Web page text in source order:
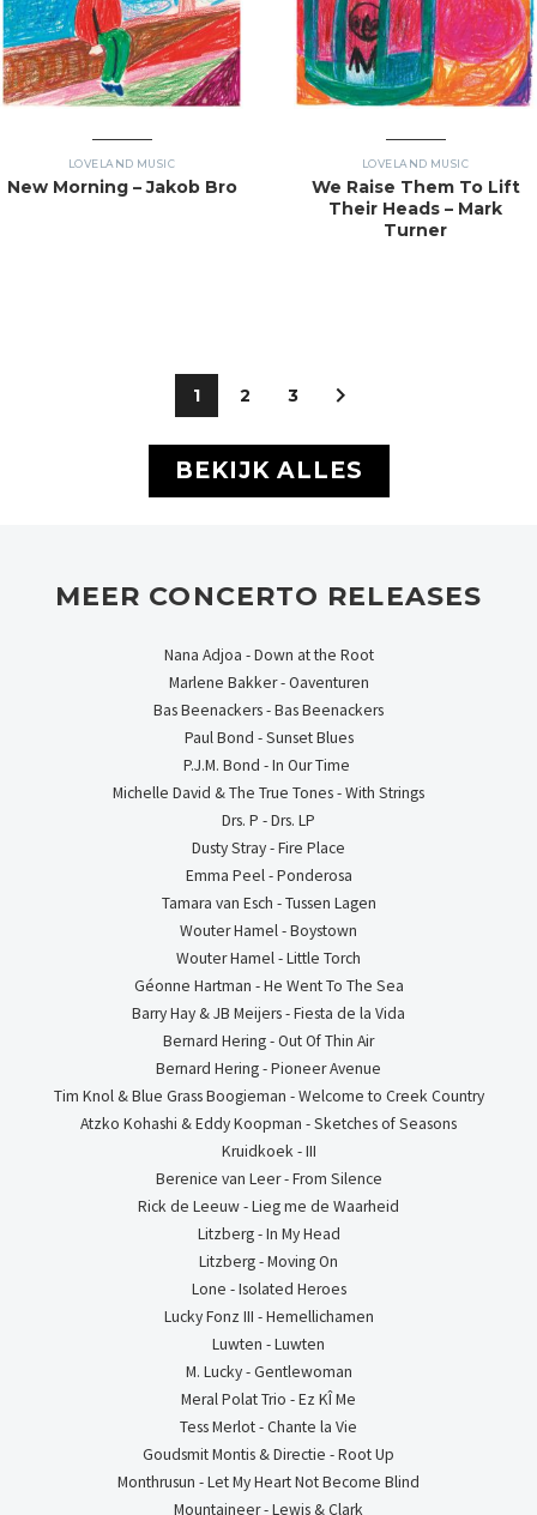
LOVELAND MUSIC
New Morning – Jakob Bro
LOVELAND MUSIC
We Raise Them To Lift
Their Heads – Mark
Turner
1 2 3
BEKIJK ALLES
MEER CONCERTO RELEASES
Nana Adjoa - Down at the Root
Marlene Bakker - Oaventuren
Bas Beenackers - Bas Beenackers
Paul Bond - Sunset Blues
P.J.M. Bond - In Our Time
Michelle David & The True Tones - With Strings
Drs. P - Drs. LP
Dusty Stray - Fire Place
Emma Peel - Ponderosa
Tamara van Esch - Tussen Lagen
Wouter Hamel - Boystown
Wouter Hamel - Little Torch
Géonne Hartman - He Went To The Sea
Barry Hay & JB Meijers - Fiesta de la Vida
Bernard Hering - Out Of Thin Air
Bernard Hering - Pioneer Avenue
Tim Knol & Blue Grass Boogieman - Welcome to Creek Country
Atzko Kohashi & Eddy Koopman - Sketches of Seasons
Kruidkoek - III
Berenice van Leer - From Silence
Rick de Leeuw - Lieg me de Waarheid
Litzberg - In My Head
Litzberg - Moving On
Lone - Isolated Heroes
Lucky Fonz III - Hemellichamen
Luwten - Luwten
M. Lucky - Gentlewoman
Meral Polat Trio - Ez KÎ Me
Tess Merlot - Chante la Vie
Goudsmit Montis & Directie - Root Up
Monthrusun - Let My Heart Not Become Blind
Mountaineer - Lewis & Clark